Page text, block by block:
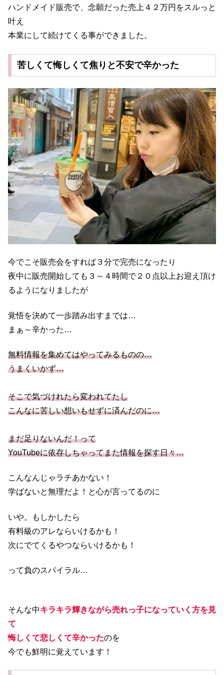
ハンドメイド販売で、念願だった売上４２万円をスルっと
叶え
本業にして続けてくる事ができました。
苦しくて悔しくて焦りと不安で辛かった
今でこそ販売会をすれば３分で完売になったり
夜中に販売開始しても３～４時間で２０点以上お迎え頂け
るようになりましたが
覚悟を決めて一歩踏み出すまでは…
まぁ～辛かった…
無料情報を集めてはやってみるものの…
うまくいかず…
そこで気づけれたら変われてたし
こんなに苦しい想いもせずに済んだのに…
まだ足りないんだ！って
YouTubeに依存しちゃってまた情報を探す日々…
こんなんじゃラチあかない！
学ばないと無理だよ！と心が言ってるのに
いや。もしかしたら
有料級のアレならいけるかも！
次にでてくるやつならいけるかも！
って負のスパイラル…
そんな中キラキラ輝きながら売れっ子になっていく方を見
て
悔しくて悲しくて辛かったのを
今でも鮮明に覚えています！